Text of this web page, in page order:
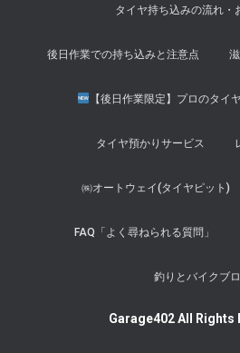
タイヤ持ち込みの流れ・
後日作業での持ち込みと注意点
【後日作業限定】プロのタイ
タイヤ預かりサービス
㈱オートウェイ(タイヤピット)
FAQ「よく尋ねられる質問」
釣りとバイクブ
Garage402 All Rights